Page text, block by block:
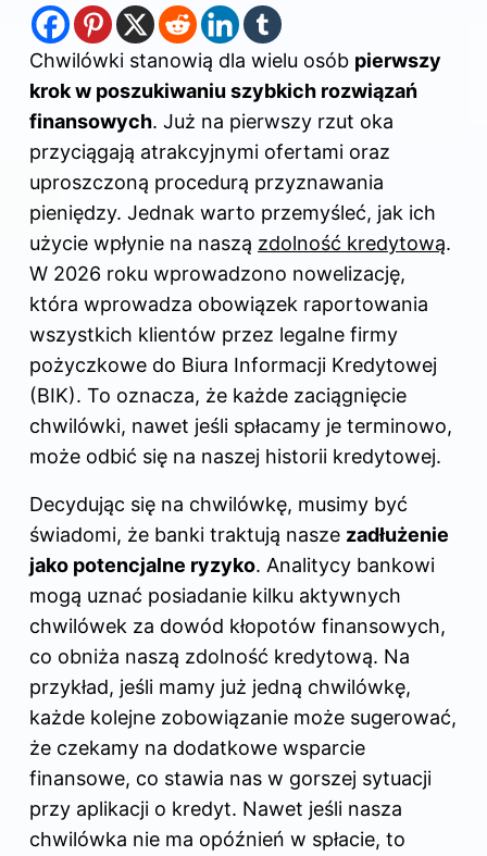
Chwilówki stanowią dla wielu osób pierwszy
krok w poszukiwaniu szybkich rozwiązań
finansowych. Już na pierwszy rzut oka
przyciągają atrakcyjnymi ofertami oraz
uproszczoną procedurą przyznawania
pieniędzy. Jednak warto przemyśleć, jak ich
użycie wpłynie na naszą zdolność kredytową.
W 2026 roku wprowadzono nowelizację,
która wprowadza obowiązek raportowania
wszystkich klientów przez legalne firmy
pożyczkowe do Biura Informacji Kredytowej
(BIK). To oznacza, że każde zaciągnięcie
chwilówki, nawet jeśli spłacamy je terminowo,
może odbić się na naszej historii kredytowej.
Decydując się na chwilówkę, musimy być
świadomi, że banki traktują nasze zadłużenie
jako potencjalne ryzyko. Analitycy bankowi
mogą uznać posiadanie kilku aktywnych
chwilówek za dowód kłopotów finansowych,
co obniża naszą zdolność kredytową. Na
przykład, jeśli mamy już jedną chwilówkę,
każde kolejne zobowiązanie może sugerować,
że czekamy na dodatkowe wsparcie
finansowe, co stawia nas w gorszej sytuacji
przy aplikacji o kredyt. Nawet jeśli nasza
chwilówka nie ma opóźnień w spłacie, to